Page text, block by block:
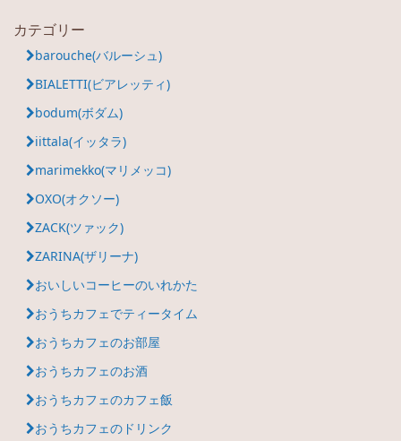
カテゴリー
barouche(バルーシュ)
BIALETTI(ビアレッティ)
bodum(ボダム)
iittala(イッタラ)
marimekko(マリメッコ)
OXO(オクソー)
ZACK(ツァック)
ZARINA(ザリーナ)
おいしいコーヒーのいれかた
おうちカフェでティータイム
おうちカフェのお部屋
おうちカフェのお酒
おうちカフェのカフェ飯
おうちカフェのドリンク